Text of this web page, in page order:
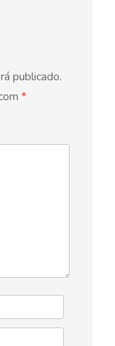
publicado.
*